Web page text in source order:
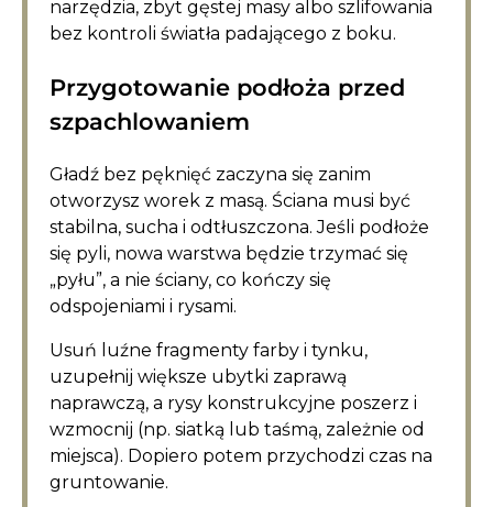
narzędzia, zbyt gęstej masy albo szlifowania
bez kontroli światła padającego z boku.
Przygotowanie podłoża przed
szpachlowaniem
Gładź bez pęknięć zaczyna się zanim
otworzysz worek z masą. Ściana musi być
stabilna, sucha i odtłuszczona. Jeśli podłoże
się pyli, nowa warstwa będzie trzymać się
„pyłu”, a nie ściany, co kończy się
odspojeniami i rysami.
Usuń luźne fragmenty farby i tynku,
uzupełnij większe ubytki zaprawą
naprawczą, a rysy konstrukcyjne poszerz i
wzmocnij (np. siatką lub taśmą, zależnie od
miejsca). Dopiero potem przychodzi czas na
gruntowanie.